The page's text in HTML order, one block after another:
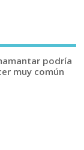
podría
muy común